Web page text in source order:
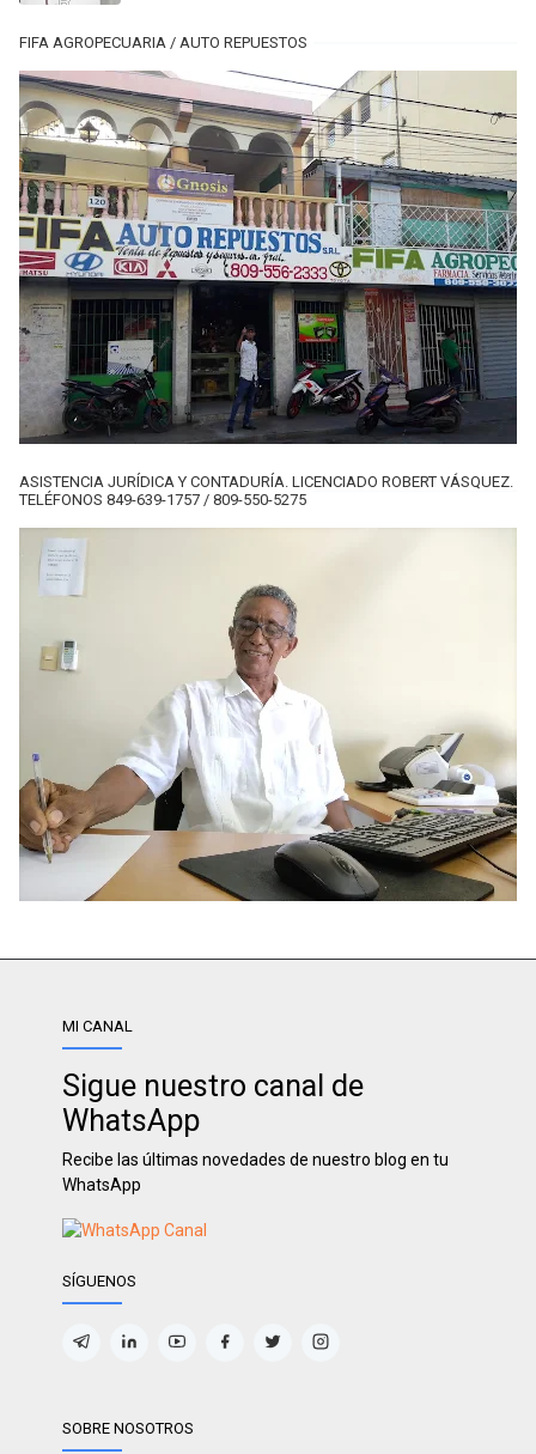
FIFA AGROPECUARIA / AUTO REPUESTOS
ASISTENCIA JURÍDICA Y CONTADURÍA. LICENCIADO ROBERT VÁSQUEZ.
TELÉFONOS 849-639-1757 / 809-550-5275
MI CANAL
Sigue nuestro canal de
WhatsApp
Recibe las últimas novedades de nuestro blog en tu
WhatsApp
SÍGUENOS
SOBRE NOSOTROS